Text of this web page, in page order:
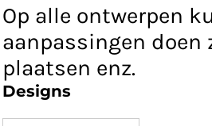
Op alle ontwerpen
aanpassingen doen
plaatsen enz.
Designs